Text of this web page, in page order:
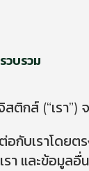
าวสา
รา
นกับ
วบรวม
สติกส์ (“เรา
บเราโดยตร
รา และข้อมูล